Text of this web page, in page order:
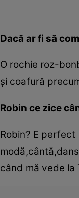
Dacă ar fi să
O rochie roz-
şi coafură
Robin ce zice
Robin? E
când mă vede la